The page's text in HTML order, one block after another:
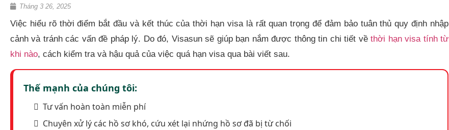
Tháng 3 26, 2025
Việc hiểu rõ thời điểm bắt đầu và kết thúc của thời hạn visa là rất quan trọng để đảm bảo tuân thủ quy định nhập
cảnh và tránh các vấn đề pháp lý. Do đó, Visasun sẽ giúp bạn nắm được thông tin chi tiết vềthời hạn visa tính từ
khi nào, cách kiểm tra và hậu quả của việc quá hạn visa qua bài viết sau.​
Thế mạnh của chúng tôi:
Tư vấn hoàn toàn miễn phí
Chuyên xử lý các hồ sơ khó, cứu xét lại nhứng hồ sơ đã bị từ chối